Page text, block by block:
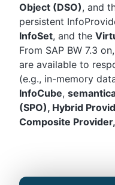
Object (DSO), and
persistent
InfoSet, and the
From SAP BW 7.3
are available to
(e.g., in-memory
InfoCube,
(SPO), Hybrid
Composite Provider,